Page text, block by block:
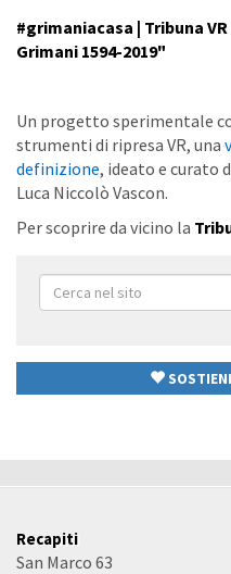
#grimaniacasa | Tribuna
Grimani 1594-2019"
Un progetto sperimentale
strumenti di ripresa VR, una
definizione, ideato e curato
Luca Niccolò Vascon.
Per scoprire da vicino la
Form
di
Recapiti
San Marco 63